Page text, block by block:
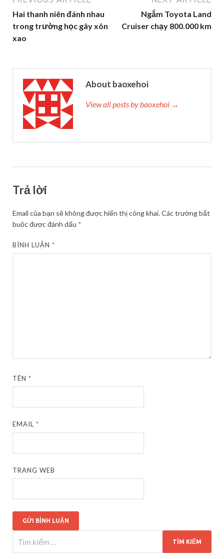
Hai thanh niên đánh nhau
trong trường học gây xôn
xao
Ngắm Toyota Land
Cruiser chạy 800.000 km
About baoxehoi
View all posts by baoxehoi →
Trả lời
Email của bạn sẽ không được hiển thị công khai.Các trường bắt
buộc được đánh dấu *
BÌNH LUẬN*
TÊN*
EMAIL*
TRANG WEB